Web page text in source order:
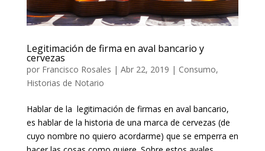
Legitimación de firma en aval bancario y
cervezas
por Francisco Rosales | Abr 22, 2019 | Consumo,
Historias de Notario
Hablar de la legitimación de firmas en aval bancario,
es hablar de la historia de una marca de cervezas (de
cuyo nombre no quiero acordarme) que se emperra en